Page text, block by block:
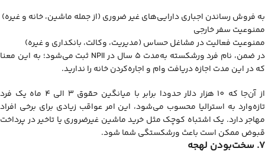
به فروش رساندن اجباری دارایی‌های غیر ضروری (از جمله ماشین، خانه و غیره)
ممنوعیت سفر خارجی
ممنوعیت فعالیت در مشاغل حساس (مدیریت، وکالت، بانکداری و غیره)
در ضمن، نام فرد ورشکسته به‌مدت 5 سال در NPII ثبت می‌شود؛ به این معنا
که در این مدت اجازه دریافت وام و اجاره‌کردن خانه را ندارید.
از آن‌جا که 10 هزار دلار حدودا برابر با میانگین حقوق 3 الی 4 ماه یک فرد
تازه‌وارد به استرالیا محسوب می‌شود، این امر عواقب زیادی برای برخی افراد
مهاجر دارد. یک اشتباه کوچک مثل خرید ماشین غیرضروری یا تاخیر در پرداخت
قبوض ممکن است باعث ورشکستگی شما شود.
7. سخت‌بودن لهجه